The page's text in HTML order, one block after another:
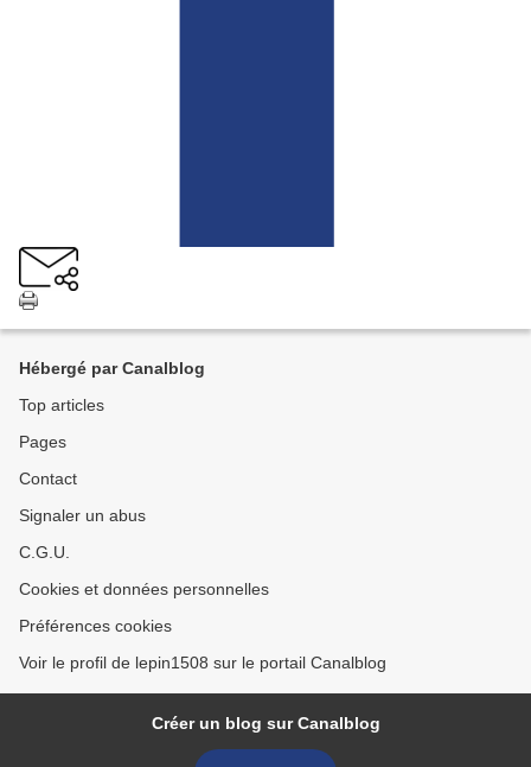
Hébergé par Canalblog
Top articles
Pages
Contact
Signaler un abus
C.G.U.
Cookies et données personnelles
Préférences cookies
Voir le profil de lepin1508 sur le portail Canalblog
Créer un blog sur Canalblog